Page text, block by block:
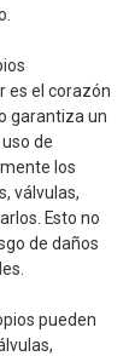
es el corazón
garantiza un
de
los
válvulas,
Esto no
de daños
pueden